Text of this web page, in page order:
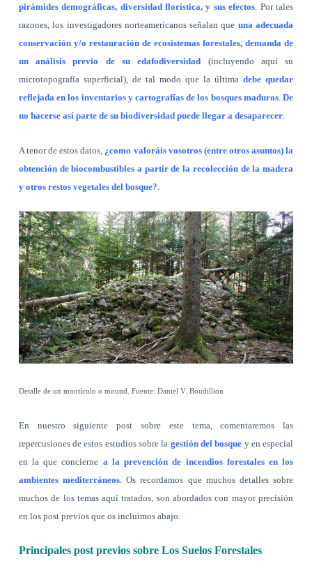
pirámides demográficas, diversidad florística, y sus efectos . Por tales
razones, los investigadores norteamericanos señalan que una adecuada
conservación y/o restauración de ecosistemas forestales, demanda de
un análisis previo de su edafodiversidad (incluyendo aquí su
microtopografía superficial), de tal modo que la últimadebe quedar
reflejada en los inventarios y cartografías de los bosques maduros.De
no hacerse así parte de su biodiversidad puede llegar a desaparecer.
A tenor de estos datos, ¿como valoráis vosotros (entre otros asuntos) la
obtención de biocombustibles a partir de la recolección de la madera
y otros restos vegetales del bosque?
Detalle de un montículo o mound. Fuente: Daniel V. Boudillion
En nuestro siguiente post sobre este tema, comentaremos las
repercusiones de estos estudios sobre la gestión del bosque y en especial
en la que concierne a la prevención de incendios forestales en los
ambientes mediterráneos. Os recordamos que muchos detalles sobre
muchos de los temas aquí tratados, son abordados con mayor precisión
en los post previos que os incluimos abajo.
Principales post previos sobre Los Suelos Forestales